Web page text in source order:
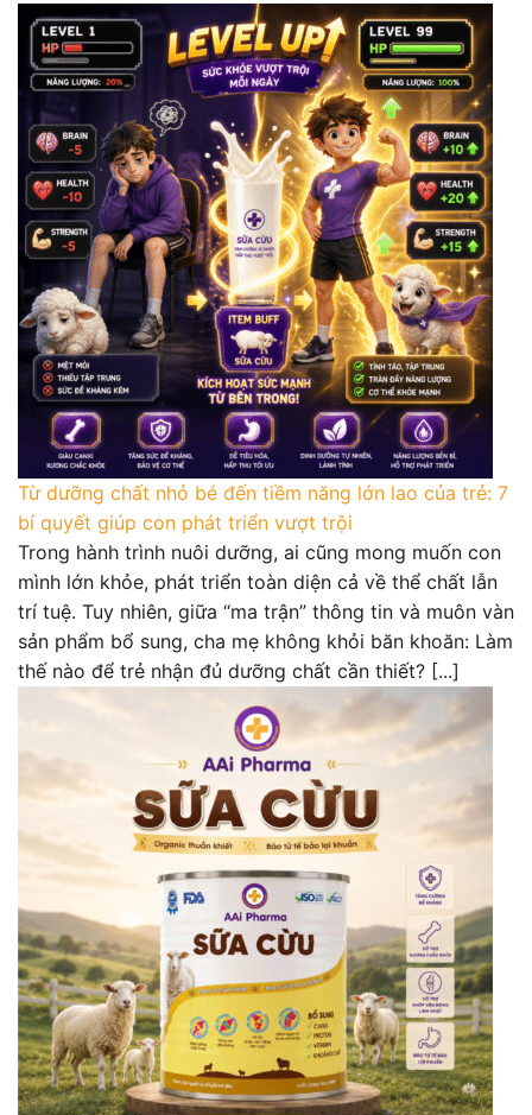
Từ dưỡng chất nhỏ bé đến tiềm năng lớn lao của trẻ: 7
bí quyết giúp con phát triển vượt trội
Trong hành trình nuôi dưỡng, ai cũng mong muốn con
mình lớn khỏe, phát triển toàn diện cả về thể chất lẫn
trí tuệ. Tuy nhiên, giữa “ma trận” thông tin và muôn vàn
sản phẩm bổ sung, cha mẹ không khỏi băn khoăn: Làm
thế nào để trẻ nhận đủ dưỡng chất cần thiết? [...]